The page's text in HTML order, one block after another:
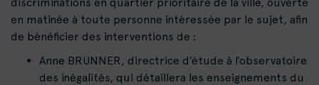
en matinée à toute personne intéressée par le sujet, afin
de bénéficier des interventions de :
Anne BRUNNER, directrice d’étude à l’observatoire
des inégalités, qui détaillera les enseignements du